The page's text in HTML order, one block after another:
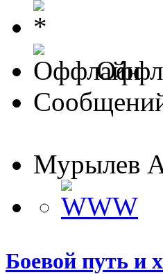
Мурылев
Боевой путь и